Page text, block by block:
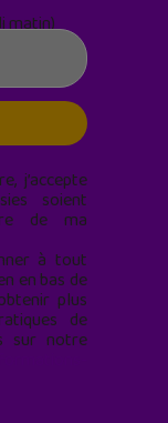
matin)
j’accepte
soient
de ma
à tout
en bas de
plus
de
sur notre